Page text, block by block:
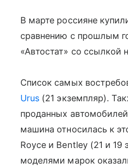
В марте россияне
сравнению с прошлым
«Автостат» со
Список самых
Urus (21 экземпляр).
проданных
машина относилась к
Royce и Bentley (21 и
моделями марок